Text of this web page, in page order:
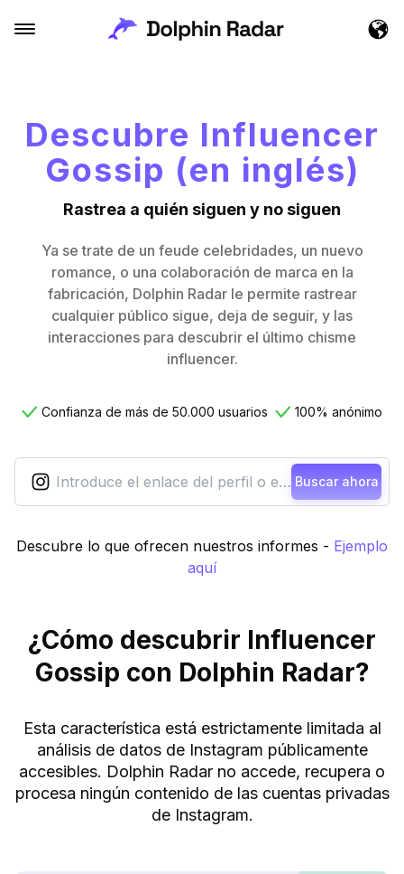
Descubre Influencer
Gossip (en inglés)
Rastrea a quién siguen y no siguen
Ya se trate de un feude celebridades, un nuevo
romance, o una colaboración de marca en la
fabricación, Dolphin Radar le permite rastrear
cualquier público sigue, deja de seguir, y las
interacciones para descubrir el último chisme
influencer.
Confianza de más de 50.000 usuarios 100% anónimo
Buscar ahora
Descubre lo que ofrecen nuestros informes - Ejemplo
aquí
¿Cómo descubrir Influencer
Gossip con Dolphin Radar?
Esta característica está estrictamente limitada al
análisis de datos de Instagram públicamente
accesibles. Dolphin Radar no accede, recupera o
procesa ningún contenido de las cuentas privadas
de Instagram.